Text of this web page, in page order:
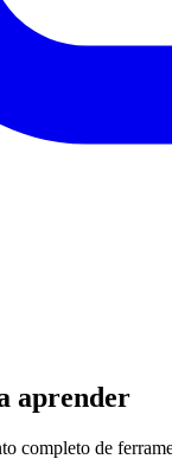
aprender
completo de